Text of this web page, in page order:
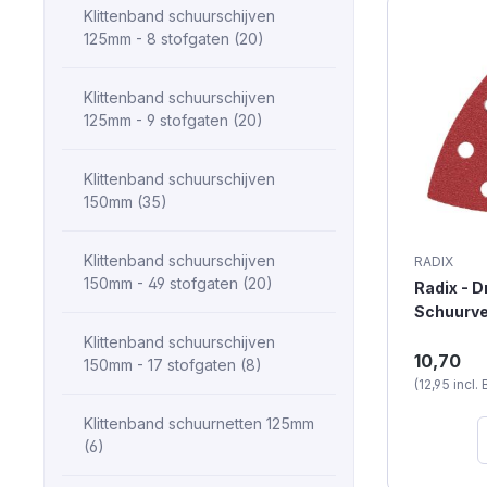
Klittenband schuurschijven
125mm - 8 stofgaten (20)
Klittenband schuurschijven
125mm - 9 stofgaten (20)
Klittenband schuurschijven
150mm (35)
Klittenband schuurschijven
150mm - 49 stofgaten (20)
Klittenband schuurschijven
150mm - 17 stofgaten (8)
Klittenband schuurnetten 125mm
(6)
RADIX
Radix -
(50 stuks)
Radix Pro
stofgaten
voor de
zelver.
10,70
(12,95 incl.